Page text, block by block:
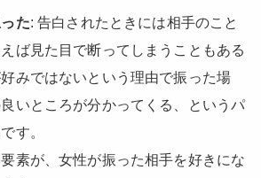
た: 告白されたときには相手のこと
ば見た目で断ってしまうこともある
みではないという理由で振った場
いところが分かってくる、というパ
す。
素が、女性が振った相手を好きにな